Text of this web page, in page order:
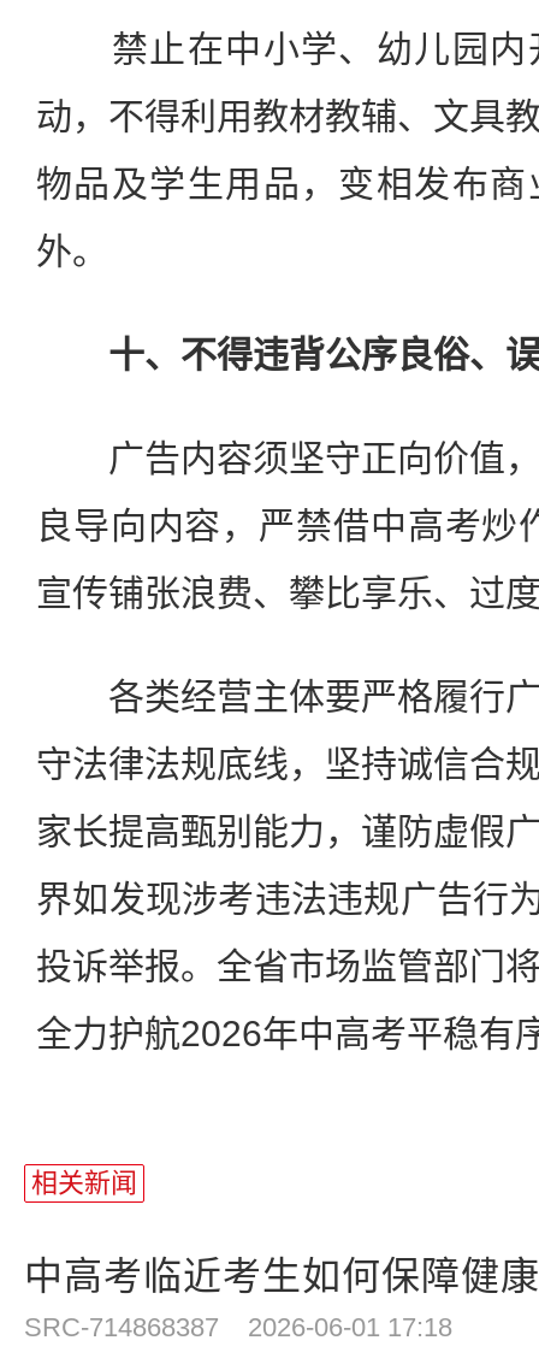
禁止在中小学、幼儿园内
动，不得利用教材教辅、文具
物品及学生用品，变相发布
外。
十、不得违背公序良俗、
广告内容须坚守正向价值，
良导向内容，严禁借中高考炒
宣传铺张浪费、攀比享乐、过
各类经营主体要严格履行广
守法律法规底线，坚持诚信合
家长提高甄别能力，谨防虚假
界如发现涉考违法违规广告行
投诉举报。全省市场监管部门
全力护航2026年中高考平稳有
相关新闻
中高考临近考生如何保障健
SRC-714868387 2026-06-01 17:18